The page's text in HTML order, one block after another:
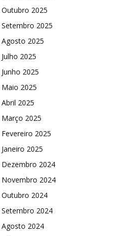
Outubro 2025
Setembro 2025
Agosto 2025
Julho 2025
Junho 2025
Maio 2025
Abril 2025
Março 2025
Fevereiro 2025
Janeiro 2025
Dezembro 2024
Novembro 2024
Outubro 2024
Setembro 2024
Agosto 2024